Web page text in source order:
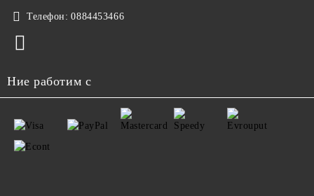
Телефон: 0884453466
Ние работим с